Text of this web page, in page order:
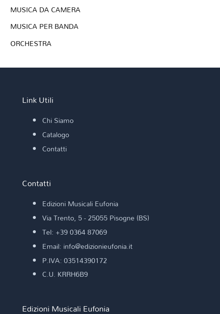
MUSICA DA CAMERA
MUSICA PER BANDA
ORCHESTRA
Link Utili
Chi Siamo
Catalogo
Contatti
Contatti
Edizioni Musicali Eufonia
Via Trento, 5 - 25055 Pisogne (BS)
Tel: +39 0364 87069
Email: info@edizionieufonia.it
P.IVA: 03514390172
C.U. KRRH6B9
Edizioni Musicali Eufonia